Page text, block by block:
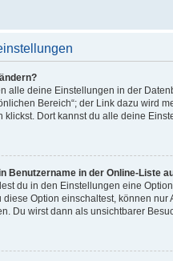
alle deine Einstellungen in der
Bereich“; der Link dazu wird
Dort kannst du alle deine
Benutzername in der Online-Liste
du in den Einstellungen eine
Option einschaltest, können
Du wirst dann als unsichtbarer